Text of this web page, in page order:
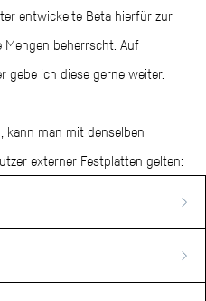
entwickelte Beta hierfür zur
Mengen beherrscht. Auf
gebe ich diese gerne weiter.
kann man mit denselben
externer Festplatten gelten:​